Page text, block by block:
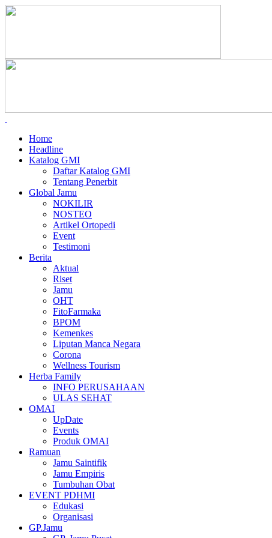
Home
Headline
Katalog GMI
Daftar Katalog GMI
Tentang Penerbit
Global Jamu
NOKILIR
NOSTEO
Artikel Ortopedi
Event
Testimoni
Berita
Aktual
Riset
Jamu
OHT
FitoFarmaka
BPOM
Kemenkes
Liputan Manca Negara
Corona
Wellness Tourism
Herba Family
INFO PERUSAHAAN
ULAS SEHAT
OMAI
UpDate
Events
Produk OMAI
Ramuan
Jamu Saintifik
Jamu Empiris
Tumbuhan Obat
EVENT PDHMI
Edukasi
Organisasi
GP.Jamu